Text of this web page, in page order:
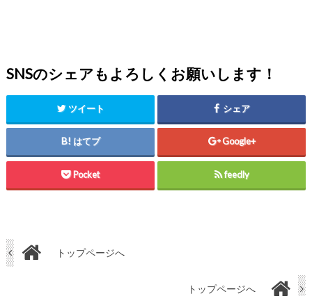
SNSのシェアもよろしくお願いします！
ツイート シェア
はてブ Google+
Pocket feedly
トップページへ
トップページへ